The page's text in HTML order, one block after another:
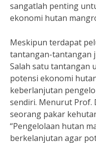
sangatlah penting
ekonomi hutan
Meskipun terdapat
tantangan-tantangan
Salah satu tantangan
potensi ekonomi
keberlanjutan
sendiri. Menurut Prof.
seorang pakar
“Pengelolaan hutan
berkelanjutan agar